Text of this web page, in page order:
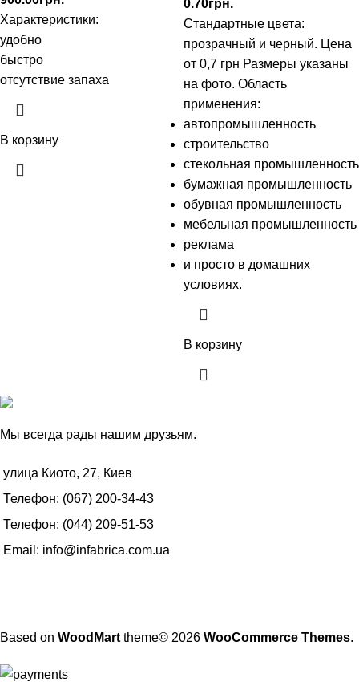
Характеристики:
удобно
быстро
отсутствие запаха
В корзину
0.70грн.
Стандартные цвета:
прозрачный и черный. Цена
от 0,7 грн Размеры указаны
на фото. Область
применения:
автопромышленность
строительство
стекольная промышленность
бумажная промышленность
обувная промышленность
мебельная промышленность
реклама
и просто в домашних
условиях.
В корзину
Мы всегда рады нашим друзьям.
улица Киото, 27, Киев
Телефон: (067) 200-34-43
Телефон: (044) 209-51-53
Email: info@infabrica.com.ua
Based on WoodMart theme© 2026 WooCommerce Themes.